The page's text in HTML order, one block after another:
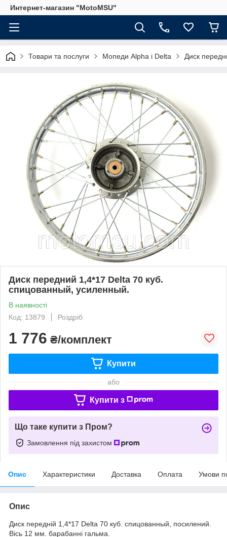
Интернет-магазин "MotoMSU"
Товари та послуги Мопеди Alpha і Delta Диск
Диск передний 1,4*17 Delta 70 куб.
спицованный, усиленный.
В наявності
Код: 13879
Роздріб
1 776 ₴/комплект
Купити
або
Купити з
Що таке купити з Пром?
Замовлення під захистом
Опис Характеристики Доставка Оплата Умови
Опис
Диск передній 1,4*17 Delta 70 куб. спицованный, посилений.
Вісь 12 мм. барабанні гальма.